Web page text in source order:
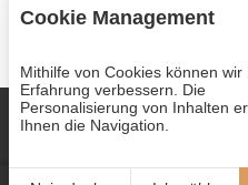
Each BWH℠ Hotels
Cookie-Verwaltung AGB
Cookie Management
Mithilfe von Cookies können wir
Erfahrung verbessern. Die
Personalisierung von Inhalten
Ihnen die Navigation.